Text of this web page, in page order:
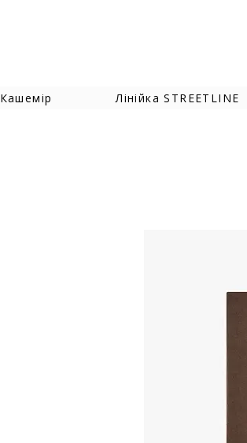
Кашемір Лінійка STREETLINE